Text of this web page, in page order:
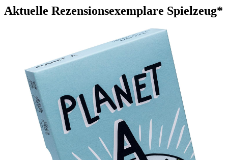
Aktuelle Rezensionsexemplare Spielzeug*